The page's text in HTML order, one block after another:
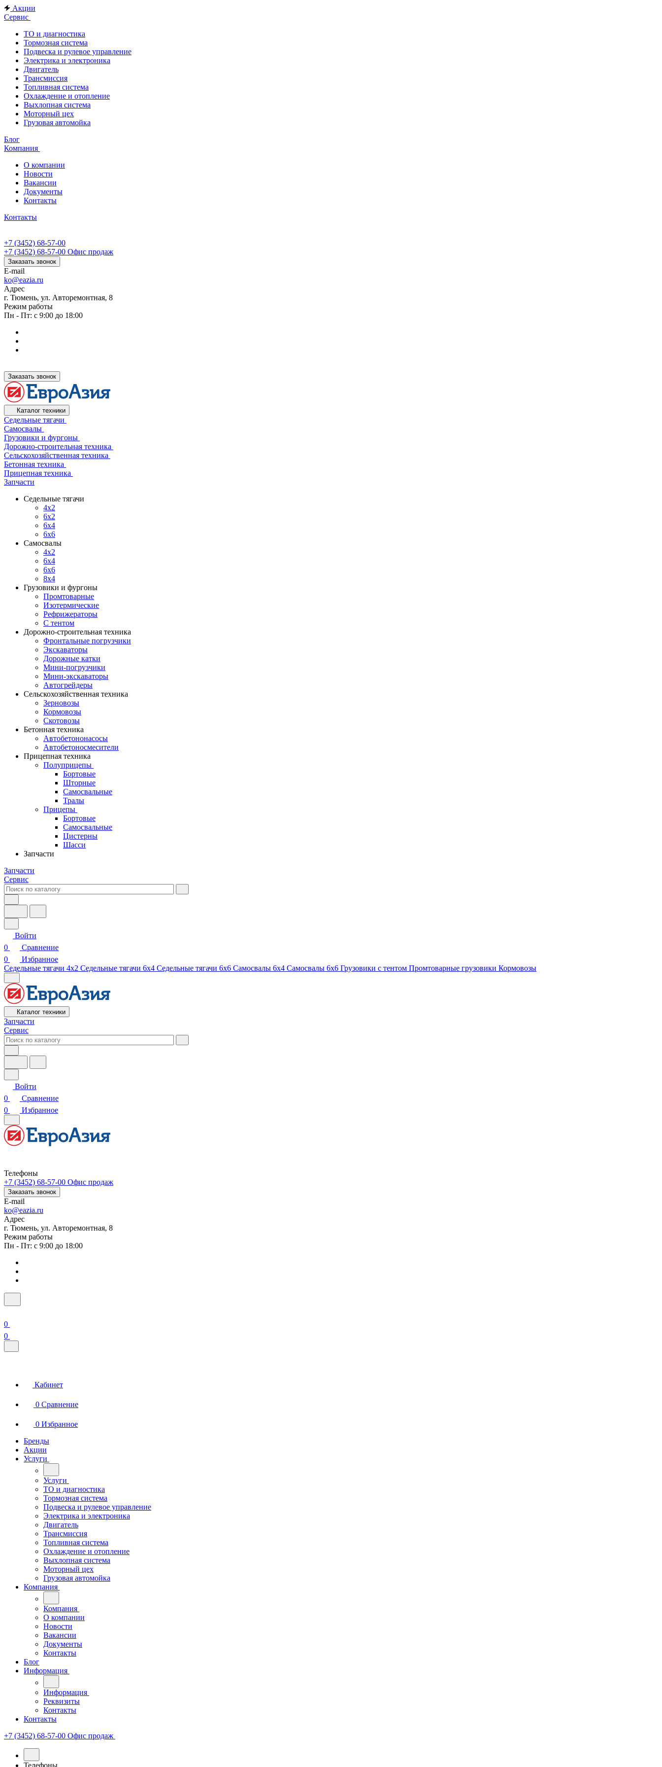
Акции
Сервис
ТО и диагностика
Тормозная система
Подвеска и рулевое управление
Электрика и электроника
Двигатель
Трансмиссия
Топливная система
Охлаждение и отопление
Выхлопная система
Моторный цех
Грузовая автомойка
Блог
Компания
О компании
Новости
Вакансии
Документы
Контакты
Контакты
+7 (3452) 68-57-00
+7 (3452) 68-57-00 Офис продаж
Заказать звонок
E-mail
ko@eazia.ru
Адрес
г. Тюмень, ул. Авторемонтная, 8
Режим работы
Пн - Пт: с 9:00 до 18:00
Заказать звонок
Каталог техники
Седельные тягачи
Самосвалы
Грузовики и фургоны
Дорожно-строительная техника
Сельскохозяйственная техника
Бетонная техника
Прицепная техника
Запчасти
Седельные тягачи
4x2
6x2
6x4
6x6
Самосвалы
4x2
6x4
6x6
8x4
Грузовики и фургоны
Промтоварные
Изотермические
Рефрижераторы
С тентом
Дорожно-строительная техника
Фронтальные погрузчики
Экскаваторы
Дорожные катки
Мини-погрузчики
Мини-экскаваторы
Автогрейдеры
Сельскохозяйственная техника
Зерновозы
Кормовозы
Скотовозы
Бетонная техника
Автобетононасосы
Автобетоносмесители
Прицепная техника
Полуприцепы
Бортовые
Шторные
Самосвальные
Тралы
Прицепы
Бортовые
Самосвальные
Цистерны
Шасси
Запчасти
Запчасти
Сервис
Войти
0
Сравнение
0
Избранное
Седельные тягачи 4х2 Седельные тягачи 6х4 Седельные тягачи 6х6 Самосвалы 6х4 Самосвалы 6х6 Грузовики с тентом Промтоварные грузовики Кормовозы
Каталог техники
Запчасти
Сервис
Войти
0
Сравнение
0
Избранное
Телефоны
+7 (3452) 68-57-00 Офис продаж
Заказать звонок
E-mail
ko@eazia.ru
Адрес
г. Тюмень, ул. Авторемонтная, 8
Режим работы
Пн - Пт: с 9:00 до 18:00
0
0
Кабинет
0 Сравнение
0 Избранное
Бренды
Акции
Услуги
Услуги
ТО и диагностика
Тормозная система
Подвеска и рулевое управление
Электрика и электроника
Двигатель
Трансмиссия
Топливная система
Охлаждение и отопление
Выхлопная система
Моторный цех
Грузовая автомойка
Компания
Компания
О компании
Новости
Вакансии
Документы
Контакты
Блог
Информация
Информация
Реквизиты
Контакты
Контакты
+7 (3452) 68-57-00 Офис продаж
Телефоны